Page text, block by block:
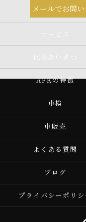
メールでお問
サービス
代表あいさつ
AFKの特徴
車検
車販売
よくある質問
ブログ
プライバシーポリシ